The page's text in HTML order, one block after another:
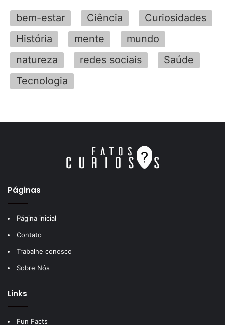
bem-estar Ciência
Curiosidades
História
mente
mundo
natureza
redes sociais
Saúde
Tecnologia
Páginas
Página inicial
Contato
Trabalhe conosco
Sobre Nós
Links
Fun Facts